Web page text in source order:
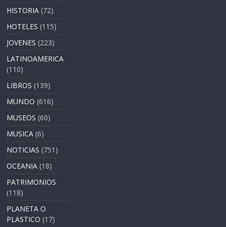
HISTORIA (72)
HOTELES (115)
JOVENES (223)
LATINOAMERICA
(110)
LIBROS (139)
MUNDO (616)
MUSEOS (60)
MUSICA (6)
NOTICIAS (751)
OCEANIA (18)
PATRIMONIOS
(118)
PLANETA O
PLASTICO (17)